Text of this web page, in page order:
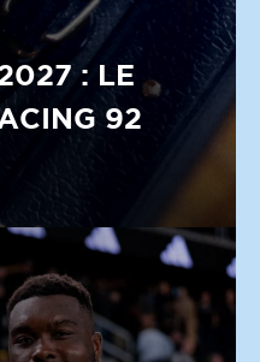
: LE
92